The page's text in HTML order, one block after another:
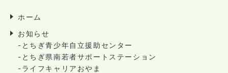
ホーム
お知らせ
-とちぎ青少年自立援助センター
-とちぎ県南若者サポートステーション
-ライフキャリアおやま